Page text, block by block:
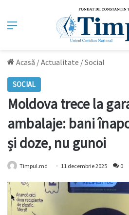
Meniu
Acasă /Actualitate /Social
SOCIAL
Moldova trece la
ambalaje: bani
și doze, nu gunoi
Timpul.md 11 decembrie 2025 0